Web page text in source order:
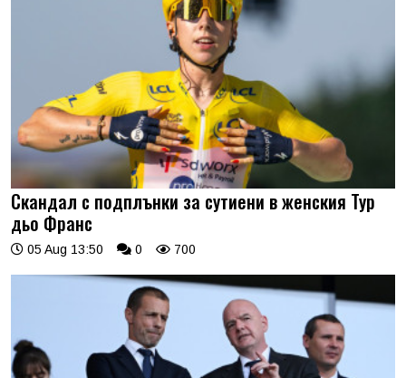
Скандал с подплънки за сутиени в женския Тур
дьо Франс
05 Aug 13:50 0 700